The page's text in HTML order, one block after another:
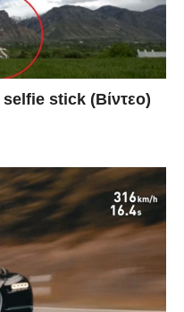
stick (Βίντεο)